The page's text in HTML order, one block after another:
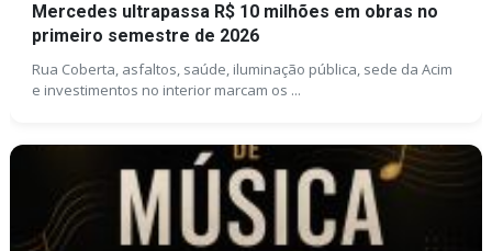
Mercedes ultrapassa R$ 10 milhões em obras no
primeiro semestre de 2026
Rua Coberta, asfaltos, saúde, iluminação pública, sede da Acim
e investimentos no interior marcam os ...